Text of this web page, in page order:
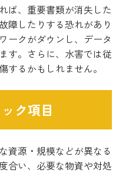
ば、重要書類が消失した
障したりする恐れがあり
ークがダウンし、データ
す。さらに、水害では従
するかもしれません。
ク項目
資源・規模などが異なる
合い、必要な物資や対処